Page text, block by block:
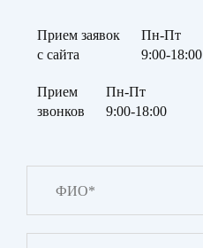
Прием заявок
с сайта
Пн-Пт
9:00-18:00
Прием
звонков
Пн-Пт
9:00-18:00